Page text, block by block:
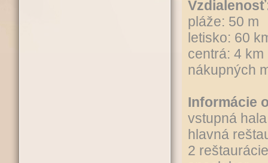
pláže: 50 m
letisko: 60
centrá: 4
nákupných
Informácie
vstupná
hlavná
2